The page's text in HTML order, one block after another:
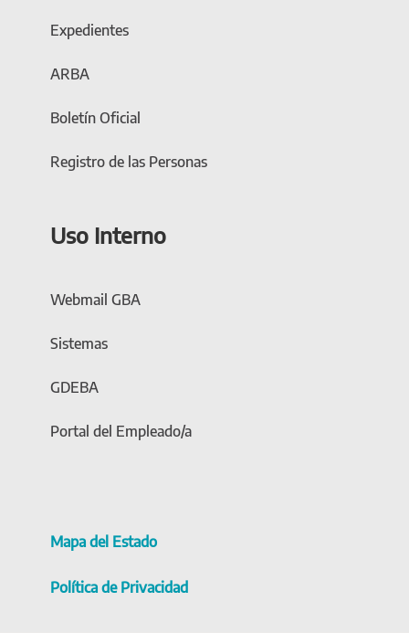
Expedientes
ARBA
Boletín Oficial
Registro de las Personas
Uso Interno
Webmail GBA
Sistemas
GDEBA
Portal del Empleado/a
Mapa del Estado
Política de Privacidad